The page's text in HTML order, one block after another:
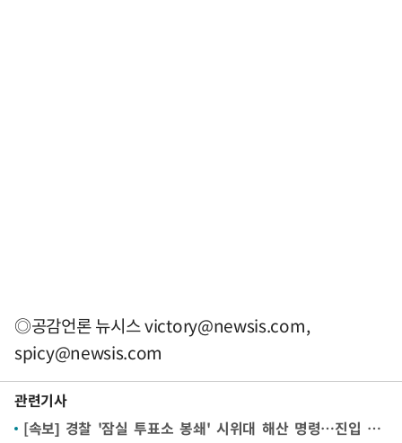
◎공감언론 뉴시스victory@newsis.com,
spicy@newsis.com
관련기사
[속보] 경찰 '잠실 투표소 봉쇄' 시위대 해산 명령…진입 시도할 듯